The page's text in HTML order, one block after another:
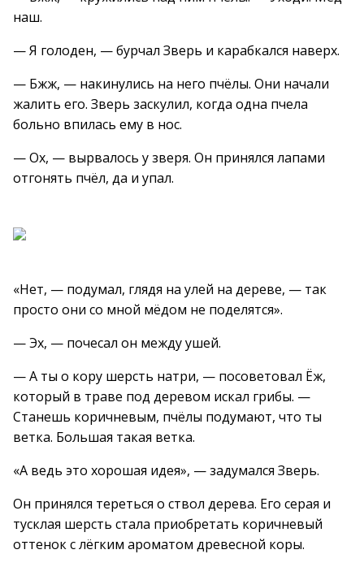
наш.
— Я голоден, — бурчал Зверь и карабкался наверх.
— Бжж, — накинулись на него пчёлы. Они начали
жалить его. Зверь заскулил, когда одна пчела
больно впилась ему в нос.
— Ох, — вырвалось у зверя. Он принялся лапами
отгонять пчёл, да и упал.
«Нет, — подумал, глядя на улей на дереве, — так
просто они со мной мёдом не поделятся».
— Эх, — почесал он между ушей.
— А ты о кору шерсть натри, — посоветовал Ёж,
который в траве под деревом искал грибы. —
Станешь коричневым, пчёлы подумают, что ты
ветка. Большая такая ветка.
«А ведь это хорошая идея», — задумался Зверь.
Он принялся тереться о ствол дерева. Его серая и
тусклая шерсть стала приобретать коричневый
оттенок с лёгким ароматом древесной коры.